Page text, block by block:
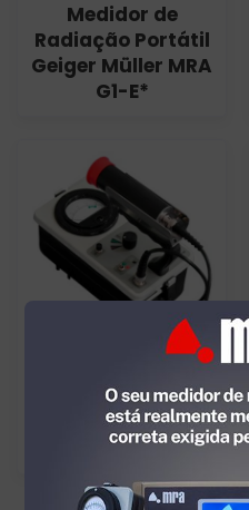
Medidor de
Radiação Portátil
Geiger Müller MRA
G1-E*
Radiação Portátil
Geiger Müller MRA
GP-E